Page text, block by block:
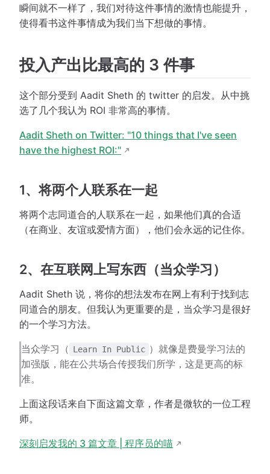
瞬间就不一样了，我们对待这件事情的激情也能提升，
使得看书这件事情成为我们当下想做的事情。
投入产出比最高的 3 件事
这个部分受到 Aadit Sheth 的 twitter 的启发。从中挑
选了几个我认为 ROI 非常高的事情。
Aadit Sheth on Twitter: "10 things that I've seen
have the highest ROI:"
1、将两个人联系在一起
将两个志同道合的人联系在一起，如果他们真的合适
（在商业、友谊或爱情方面），他们会永远的记住你。
2、在互联网上写东西（当众学习）
Aadit Sheth 说，将你的想法发布在网上有利于找到志
同道合的朋友。但我认为更重要的是，当众学习是很好
的一个学习方法。
当众学习（ Learn In Public ）就像是费曼学习法的
加强版，能在公共场合传授我们所学，这是更高的标
准。
上面这段话来自下面这篇文章，作者是微软的一位工程
师。
深刻启发我的 3 篇文章 | 程序员的喵